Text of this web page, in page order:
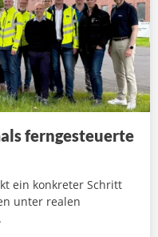
ferngesteuerte
ein konkreter Schritt
unter realen